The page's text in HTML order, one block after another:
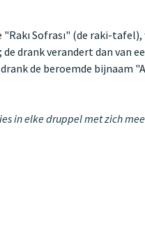
Sofrası" (de raki-tafel),
drank verandert dan van
de beroemde bijnaam
in elke druppel met zich